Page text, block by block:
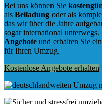
Bei uns können Sie
als Beiladung oder als
das wir über die Jahre
sogar international unterwegs.
Angebote und erhalten Sie
für Ihren Umzug.
Kostenlose Angebote erhalten